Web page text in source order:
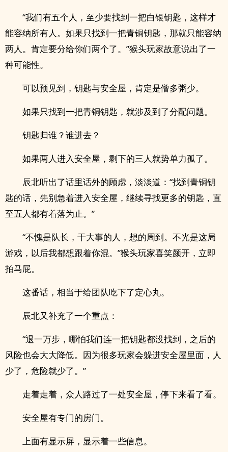
“我们有五个人，至少要找到一把白银钥匙，这样才
能容纳所有人。如果只找到一把青铜钥匙，那就只能容纳
两人。肯定要分给你们两个了。”猴头玩家故意说出了一
种可能性。
可以预见到，钥匙与安全屋，肯定是僧多粥少。
如果只找到一把青铜钥匙，就涉及到了分配问题。
钥匙归谁？谁进去？
如果两人进入安全屋，剩下的三人就势单力孤了。
辰北听出了话里话外的顾虑，淡淡道：“找到青铜钥
匙的话，先别急着进入安全屋，继续寻找更多的钥匙，直
至五人都有着落为止。”
“不愧是队长，干大事的人，想的周到。不光是这局
游戏，以后我都想跟着你混。”猴头玩家喜笑颜开，立即
拍马屁。
这番话，相当于给团队吃下了定心丸。
辰北又补充了一个重点：
“退一万步，哪怕我们连一把钥匙都没找到，之后的
风险也会大大降低。因为很多玩家会躲进安全屋里面，人
少了，危险就少了。”
走着走着，众人路过了一处安全屋，停下来看了看。
安全屋有专门的房门。
上面有显示屏，显示着一些信息。